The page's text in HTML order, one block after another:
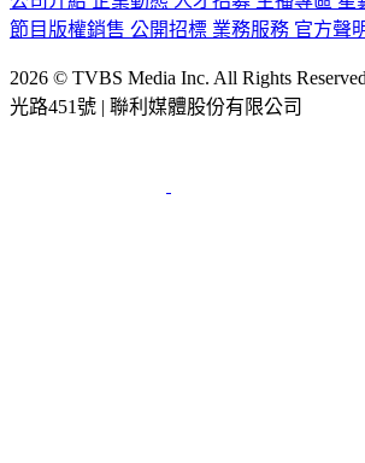
節目版權銷售 公開招標 業務服務 官方聲
2026 © TVBS Media Inc. All Rights
光路451號 | 聯利媒體股份有限公司